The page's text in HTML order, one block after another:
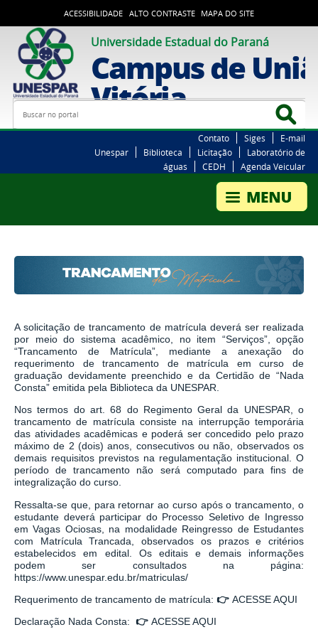
ACESSIBILIDADE ALTO CONTRASTE MAPA DO SITE
Universidade Estadual do Paraná
Campus de
Vitória
Busca
Contato Siges
E-mail
Unespar
Biblioteca Licitação
Laboratório de
águas
CEDH Agenda Veicular
A solicitação de trancamento de matrícula deverá ser realizada
por meio do sistema acadêmico, no item “Serviços”, opção
“Trancamento de Matrícula”, mediante a anexação do
requerimento de trancamento de matrícula em curso de
graduação devidamente preenchido e da Certidão de “Nada
Consta” emitida pela Biblioteca da UNESPAR.
Nos termos do art. 68 do Regimento Geral da UNESPAR, o
trancamento de matrícula consiste na interrupção temporária
das atividades acadêmicas e poderá ser concedido pelo prazo
máximo de 2 (dois) anos, consecutivos ou não, observados os
demais requisitos previstos na regulamentação institucional. O
período de trancamento não será computado para fins de
integralização do curso.
Ressalta-se que, para retornar ao curso após o trancamento, o
estudante deverá participar do Processo Seletivo de Ingresso
em Vagas Ociosas, na modalidade Reingresso de Estudantes
com Matrícula Trancada, observados os prazos e critérios
estabelecidos em edital. Os editais e demais informações
podem ser consultados na página:
https://www.unespar.edu.br/matriculas/
Requerimento de trancamento de matrícula: 👉 ACESSE AQUI
Declaração Nada Consta: 👉 ACESSE AQUI